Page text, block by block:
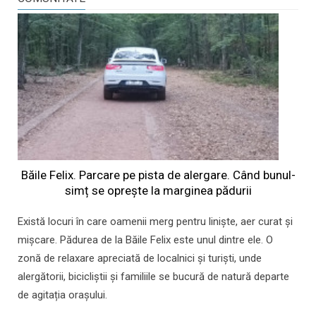
Băile Felix. Parcare pe pista de alergare. Când bunul-
simț se oprește la marginea pădurii
Există locuri în care oamenii merg pentru liniște, aer curat și
mișcare. Pădurea de la Băile Felix este unul dintre ele. O
zonă de relaxare apreciată de localnici și turiști, unde
alergătorii, bicicliștii și familiile se bucură de natură departe
de agitația orașului.